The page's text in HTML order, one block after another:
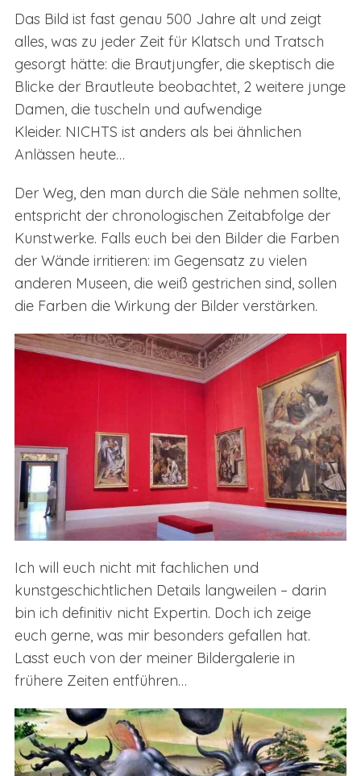
Das Bild ist fast genau 500 Jahre alt und zeigt
alles, was zu jeder Zeit für Klatsch und Tratsch
gesorgt hätte: die Brautjungfer, die skeptisch die
Blicke der Brautleute beobachtet, 2 weitere junge
Damen, die tuscheln und aufwendige
Kleider. NICHTS ist anders als bei ähnlichen
Anlässen heute…
Der Weg, den man durch die Säle nehmen sollte,
entspricht der chronologischen Zeitabfolge der
Kunstwerke. Falls euch bei den Bilder die Farben
der Wände irritieren: im Gegensatz zu vielen
anderen Museen, die weiß gestrichen sind, sollen
die Farben die Wirkung der Bilder verstärken.
Ich will euch nicht mit fachlichen und
kunstgeschichtlichen Details langweilen – darin
bin ich definitiv nicht Expertin. Doch ich zeige
euch gerne, was mir besonders gefallen hat.
Lasst euch von der meiner Bildergalerie in
frühere Zeiten entführen…